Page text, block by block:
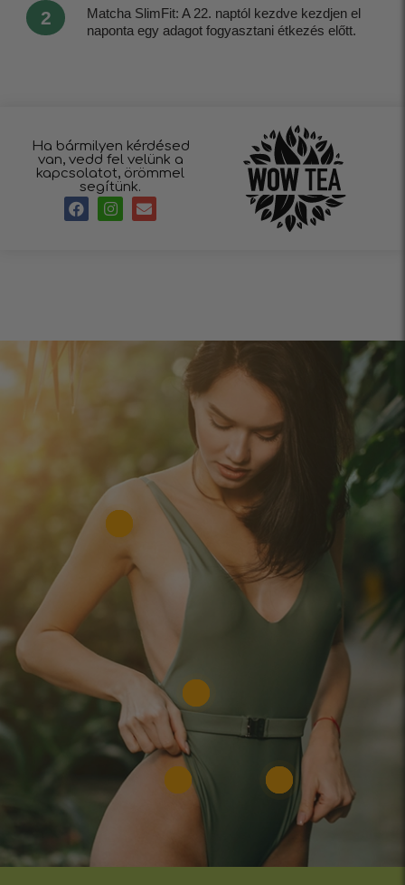
2
Matcha SlimFit: A 22. naptól kezdve kezdjen el
naponta egy adagot fogyasztani étkezés előtt.
Ha bármilyen kérdésed
van, vedd fel velünk a
kapcsolatot, örömmel
segítünk.